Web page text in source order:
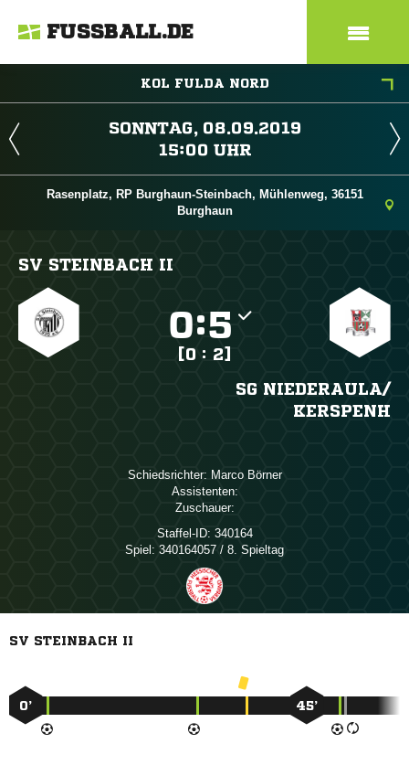
FUSSBALL.DE
KOL FULDA NORD
 
 
Rasenplatz, RP Burghaun-Steinbach, Mühlenweg, 36151
Burghaun
SV STEINBACH II
:
[0 : 2]
SG NIEDERAULA/​
KERSPENH
Schiedsrichter:  
Assistenten:
Zuschauer:
Staffel-ID: 340164
Spiel: 340164057 / 8. Spieltag
SV STEINBACH II
0’ 45’